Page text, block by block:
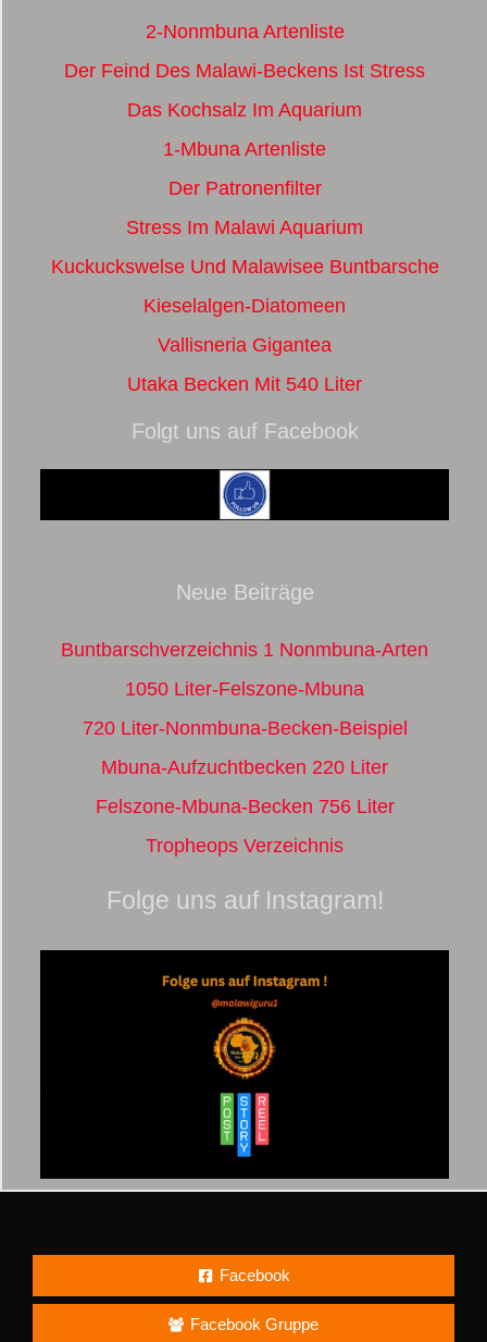
2-Nonmbuna Artenliste
Der Feind Des Malawi-Beckens Ist Stress
Das Kochsalz Im Aquarium
1-Mbuna Artenliste
Der Patronenfilter
Stress Im Malawi Aquarium
Kuckuckswelse Und Malawisee Buntbarsche
Kieselalgen-Diatomeen
Vallisneria Gigantea
Utaka Becken Mit 540 Liter
Folgt uns auf Facebook
Neue Beiträge
Buntbarschverzeichnis 1 Nonmbuna-Arten
1050 Liter-Felszone-Mbuna
720 Liter-Nonmbuna-Becken-Beispiel
Mbuna-Aufzuchtbecken 220 Liter
Felszone-Mbuna-Becken 756 Liter
Tropheops Verzeichnis
Folge uns auf Instagram!
Facebook
Facebook Gruppe